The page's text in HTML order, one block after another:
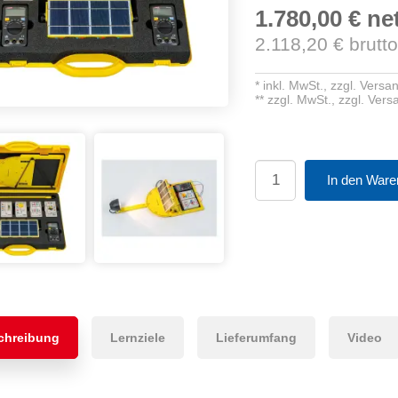
1.780,00 €
2.118,20 € brutto
* inkl. MwSt.,zzgl.
**zzgl. MwSt.,zzgl.
In den
Lernziele Lieferumfang Video